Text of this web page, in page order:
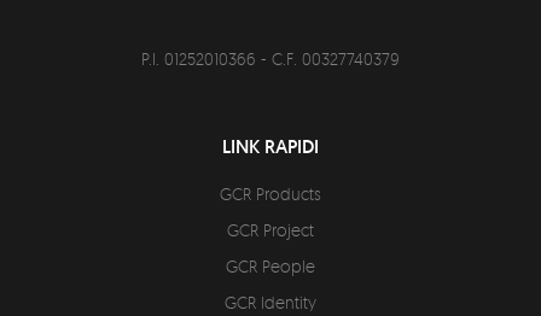
P.I. 01252010366 - C.F. 00327740379
LINK RAPIDI
GCR Products
GCR Project
GCR People
GCR Identity